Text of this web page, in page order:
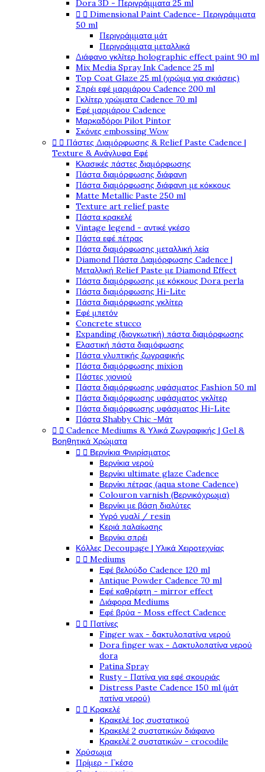
Dora 3D - Περιγράμματα 25 ml
  Dimensional Paint Cadence- Περιγράμματα
50 ml
Περιγράμματα μάτ
Περιγράμματα μεταλλικά
Διάφανο γκλίτερ holographic effect paint 90 ml
Mix Media Spray Ink Cadence 25 ml
Top Coat Glaze 25 ml (χρώμα για σκιάσεις)
Σπρέι εφέ μαρμάρου Cadence 200 ml
Γκλίτερ χρώματα Cadence 70 ml
Εφέ μαρμάρου Cadence
Μαρκαδόροι Pilot Pintor
Σκόνες embossing Wow
  Πάστες Διαμόρφωσης & Relief Paste Cadence |
Texture & Ανάγλυφα Εφέ
Κλασικές πάστες διαμόρφωσης
Πάστα διαμόρφωσης διάφανη
Πάστα διαμόρφωσης διάφανη με κόκκους
Matte Metallic Paste 250 ml
Texture art relief paste
Πάστα κρακελέ
Vintage legend - αντικέ γκέσο
Πάστα εφέ πέτρας
Πάστα διαμόρφωσης μεταλλική λεία
Diamond Πάστα Διαμόρφωσης Cadence |
Μεταλλική Relief Paste με Diamond Effect
Πάστα διαμόρφωσης με κόκκους Dora perla
Πάστα διαμόρφωσης Hi-Lite
Πάστα διαμόρφωσης γκλίτερ
Εφέ μπετόν
Concrete stucco
Expanding (διογκωτική) πάστα διαμόρφωσης
Ελαστική πάστα διαμόφωσης
Πάστα γλυπτικής ζωγραφικής
Πάστα διαμόρφωσης mixion
Πάστες χιονιού
Πάστα διαμόρφωσης υφάσματος Fashion 50 ml
Πάστα διαμόρφωσης υφάσματος γκλίτερ
Πάστα διαμόρφωσης υφάσματος Hi-Lite
Πάστα Shabby Chic -Μάτ
  Cadence Mediums & Υλικά Ζωγραφικής | Gel &
Βοηθητικά Χρώματα
  Βερνίκια Φινιρίσματος
Βερνίκια νερού
Βερνίκι ultimate glaze Cadence
Βερνίκι πέτρας (aqua stone Cadence)
Colouron varnish (Βερνικόχρωμα)
Βερνίκι με βάση διαλύτες
Υγρό γυαλί / resin
Κεριά παλαίωσης
Βερνίκι σπρέι
Κόλλες Decoupage | Υλικά Χειροτεχνίας
  Mediums
Εφέ βελούδο Cadence 120 ml
Antique Powder Cadence 70 ml
Εφέ καθρέφτη - mirror effect
Διάφορα Mediums
Εφέ βρύα - Moss effect Cadence
  Πατίνες
Finger wax - δακτυλοπατίνα νερού
Dora finger wax - Δακτυλοπατίνα νερού
dora
Patina Spray
Rusty - Πατίνα για εφέ σκουριάς
Distress Paste Cadence 150 ml (μάτ
πατίνα νερού)
  Κρακελέ
Κρακελέ 1ος συστατικού
Κρακελέ 2 συστατικών διάφανο
Κρακελέ 2 συστατικών - crocodile
Χρύσωμα
Πρίμερ - Γκέσο